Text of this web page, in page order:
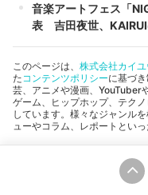
音楽アートフェス「
表 吉田夜世、
このページは、 株式会社カイユ
た コンテンツポリシーに基づ
芸、アニメや漫画、YouTuber
ゲーム、ヒップホップ、テク
しています。様々なジャンル
ューやコラム、レポートとい